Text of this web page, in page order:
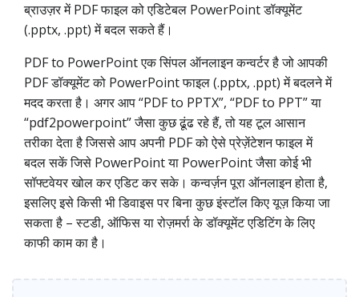
ब्राउज़र में PDF फाइल को एडिटेबल PowerPoint डॉक्यूमेंट
(.pptx, .ppt) में बदल सकते हैं।
PDF to PowerPoint एक सिंपल ऑनलाइन कन्वर्टर है जो आपकी
PDF डॉक्यूमेंट को PowerPoint फाइल (.pptx, .ppt) में बदलने में
मदद करता है। अगर आप “PDF to PPTX”, “PDF to PPT” या
“pdf2powerpoint” जैसा कुछ ढूंढ रहे हैं, तो यह टूल आसान
तरीका देता है जिससे आप अपनी PDF को ऐसे प्रेज़ेंटेशन फाइल में
बदल सकें जिसे PowerPoint या PowerPoint जैसा कोई भी
सॉफ्टवेयर खोल कर एडिट कर सके। कन्वर्ज़न पूरा ऑनलाइन होता है,
इसलिए इसे किसी भी डिवाइस पर बिना कुछ इंस्टॉल किए यूज़ किया जा
सकता है – स्टडी, ऑफिस या रोज़मर्रा के डॉक्यूमेंट एडिटिंग के लिए
काफी काम का है।